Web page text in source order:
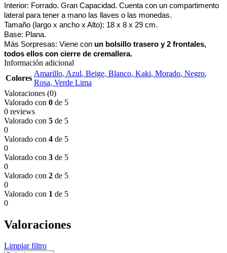
Interior: Forrado. Gran Capacidad. Cuenta con un compartimento
lateral para tener a mano las llaves o las monedas.
Tamaño (largo x ancho x Alto): 18 x 8 x 29 cm.
Base: Plana.
Más Sorpresas: Viene con un bolsillo trasero y 2 frontales,
todos ellos con cierre de cremallera.
Información adicional
Colores
Amarillo, Azul, Beige, Blanco, Kaki, Morado, Negro,
Rosa, Verde Lima
Valoraciones (0)
Valorado con 0 de 5
0 reviews
Valorado con 5 de 5
0
Valorado con 4 de 5
0
Valorado con 3 de 5
0
Valorado con 2 de 5
0
Valorado con 1 de 5
0
Valoraciones
Limpiar filtro